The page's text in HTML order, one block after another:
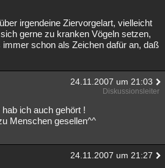
irgendeine Ziervorgelart, vielleicht
gerne zu kranken Vögeln setzen,
immer schon als Zeichen dafür an, daß
24.11.2007 um 21:03
Diskussionsleiter
ich auch gehört !
Menschen gesellen^^
24.11.2007 um 21:27